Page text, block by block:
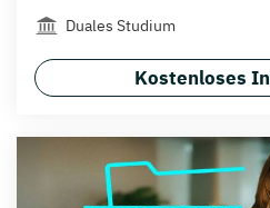
Duales Studium
Kostenloses